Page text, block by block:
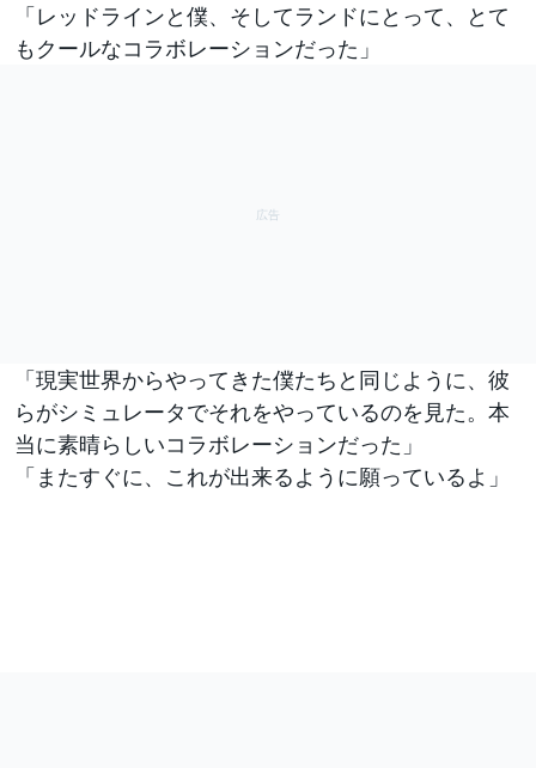
「レッドラインと僕、そしてランドにとって、とて
もクールなコラボレーションだった」
「現実世界からやってきた僕たちと同じように、彼
らがシミュレータでそれをやっているのを見た。本
当に素晴らしいコラボレーションだった」
「またすぐに、これが出来るように願っているよ」